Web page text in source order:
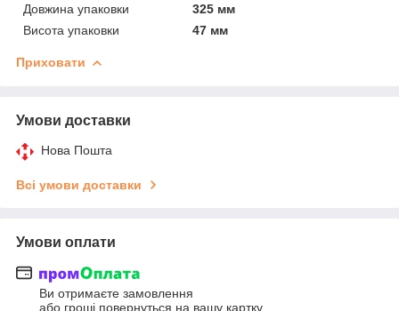
Довжина упаковки
325 мм
Висота упаковки
47 мм
Приховати
Умови доставки
Нова Пошта
Всі умови доставки
Умови оплати
Ви отримаєте замовлення
або гроші повернуться на вашу картку